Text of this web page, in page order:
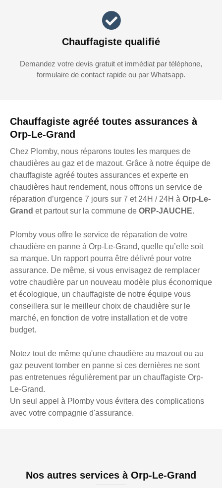
Chauffagiste agréé toutes assurances à
Orp-Le-Grand
Chez Plomby, nous réparons toutes les marques de
chaudières au gaz et de mazout. Grâce à notre équipe de
chauffagiste agréé toutes assurances et experte en
chaudières haut rendement, nous offrons un service de
réparation d’urgence 7 jours sur 7 et 24H / 24H à Orp-Le-
Grand et partout sur la commune de ORP-JAUCHE.
Plomby vous offre le service de réparation de votre
chaudière en panne à Orp-Le-Grand, quelle qu’elle soit
sa marque. Un rapport pourra être délivré pour votre
assurance. De même, si vous envisagez de remplacer
votre chaudière par un nouveau modèle plus économique
et écologique, un chauffagiste de notre équipe vous
conseillera sur le meilleur choix de chaudière sur le
marché, en fonction de votre installation et de votre
budget.
Notez tout de même qu'une chaudière au mazout ou au
gaz peuvent tomber en panne si ces dernières ne sont
pas entretenues régulièrement par un chauffagiste Orp-
Le-Grand.
Un seul appel à Plomby vous évitera des complications
avec votre compagnie d'assurance.
Chauffagiste qualifié
Demandez votre devis gratuit et immédiat par téléphone,
formulaire de contact rapide ou par Whatsapp.
Nos autres services à Orp-Le-Grand